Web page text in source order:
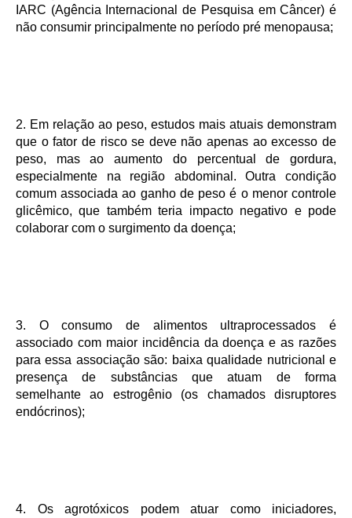
IARC (Agência Internacional de Pesquisa em Câncer) é
não consumir principalmente no período pré menopausa;
2. Em relação ao peso, estudos mais atuais demonstram
que o fator de risco se deve não apenas ao excesso de
peso, mas ao aumento do percentual de gordura,
especialmente na região abdominal.
Outra condição
comum associada ao ganho de peso é o menor controle
glicêmico, que também teria impacto negativo e pode
colaborar com o surgimento da doença;
3. O consumo de alimentos ultraprocessados é
associado com maior incidência da doença e as razões
para essa associação são: baixa qualidade nutricional e
presença de substâncias que atuam de forma
semelhante ao estrogênio (os chamados disruptores
endócrinos);
4. Os agrotóxicos podem atuar como iniciadores,